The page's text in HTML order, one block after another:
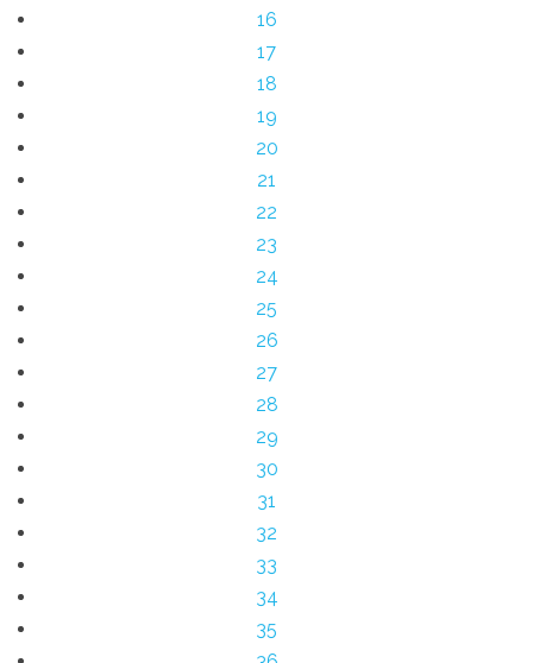
16
17
18
19
20
21
22
23
24
25
26
27
28
29
30
31
32
33
34
35